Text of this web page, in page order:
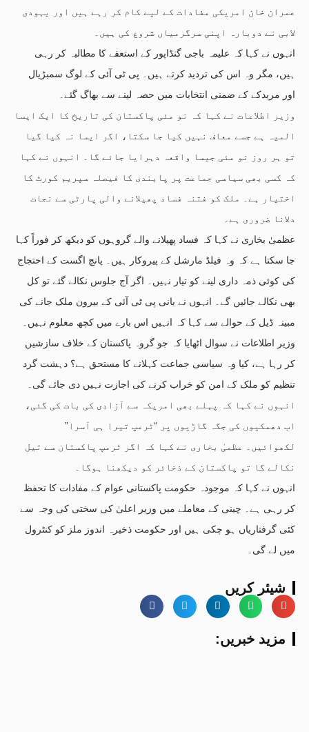
عمران خان امریکی مفادات کے لیے کام کر رہے ہیں اور یہودی
لابی نے دوبارہ اپنی سرگرمیاں شروع کی ہیں۔
انہوں نے کہا کہ علیمہ باجی گنڈاپور کے استعفے کا مطالبہ کر رہی
ہیں، مگر وہ اس کی تردید کرتے ہیں۔ پی ٹی آئی کے لوگ سمبڑیال
اور مریدکے کے ضمنی انتخابات میں حصہ لینے سے بھاگ گئے۔
وزیر اطلاعات نے کہا کہ نو مئی پاکستان کی تاریخ کا ایک ایسا
المیہ ہے جسے معاف نہیں کیا جا سکتا، اگر ایسا نہ کیا گیا
تو ہر روز نو مئی جیسا واقعہ دہرایا جائے گا۔ انہوں نے کہا
کہ کسی بھی سیاسی جماعت پر پابندی کا فیصلہ سپریم کورٹ کا
اختیار ہے۔ ملک کو فتنہ فساد پھیلانے والی پارٹی سے نجات
دلانا ضروری ہے۔
عظمیٰ بخاری نے کہا کہ فساد پھیلانے والے گروہوں کو دیکھ کر فوراً کہا
جا سکتا ہے کہ وہ فیلڈ مارشل کے پیروکار ہیں۔ پانچ اگست کے احتجاج
کی کوئی ذمہ داری لینے کو تیار نہیں۔ اگر آج جلوس نکالے گئے تو کل
بھی نکالے جائیں گے۔ انہوں نے بانی پی ٹی آئی کے بیرون ملک جانے کی
مبینہ ڈیل کے حوالے سے کہا کہ انہیں اس بارے میں کچھ معلوم نہیں۔
وزیر اطلاعات نے سوال اٹھایا کہ جو گروہ پاکستان کے خلاف سازشیں
کر رہا ہے، کیا وہ سیاسی جماعت کہلانے کا مستحق ہے؟ دہشت گرد
تنظیم کو ملک کے امن کو خراب کرنے کی اجازت نہیں دی جائے گی۔
انہوں نے کہا کہ پہلے بھی امریکہ سے آزادی کی بات کی گئی،
اب دھمکیوں کی جگہ گاڑیوں پر “ٹرمپ تیرا ہی آسرا”
لکھوائیں۔ عظمیٰ بخاری نے کہا کہ اگر ٹرمپ پاکستان سے تیل
نکالے گا تو پاکستان کے ذخائر کو دیکھنا ہوگا۔
انہوں نے کہا کہ موجودہ حکومت پاکستانی عوام کے مفادات کا تحفظ
کر رہی ہے۔ چینی کے معاملے میں وزیر اعلیٰ کی سختی کی وجہ سے
کئی گرفتاریاں ہو چکی ہیں اور حکومت ذخیرہ اندوز ملز کو کنٹرول
میں لے گی۔
شیئر کریں
:مزید خبریں